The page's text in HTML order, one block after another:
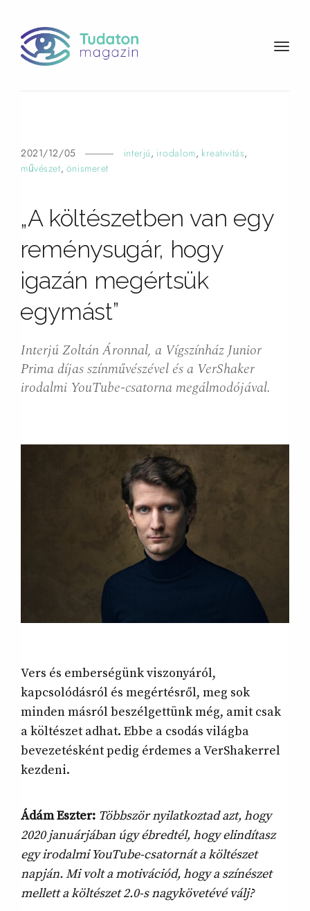
t
2021/12/05 interjú, irodalom, kreativitás,
művészet, önismeret
„A költészetben van egy
reménysugár, hogy
igazán megértsük
egymást”
Interjú Zoltán Áronnal, a Vígszínház Junior
Prima díjas színművészével és a VerShaker
irodalmi YouTube-csatorna megálmodójával.
Vers és emberségünk viszonyáról,
kapcsolódásról és megértésről, meg sok
minden másról beszélgettünk még, amit csak
a költészet adhat. Ebbe a csodás világba
bevezetésként pedig érdemes a VerShakerrel
kezdeni.
Ádám Eszter: Többször nyilatkoztad azt, hogy
2020 januárjában úgy ébredtél, hogy elindítasz
egy irodalmi YouTube-csatornát a költészet
napján. Mi volt a motivációd, hogy a színészet
mellett a költészet 2.0-s nagykövetévé válj?